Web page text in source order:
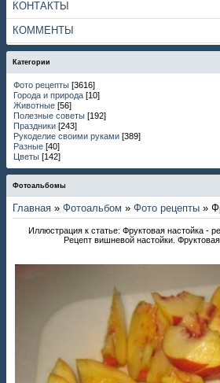
КОНТАКТЫ
КОММЕНТЫ
Категории
Фото рецепты [3616]
Города и природа [10]
Животные [56]
Полезные советы [192]
Праздники [243]
Рукоделие своими руками [389]
Разные [40]
Цветы [142]
Фотоальбомы
Главная » Фотоальбом » Фото рецепты »
Иллюстрация к статье: Фруктовая настойка -
Рецепт вишневой настойки.